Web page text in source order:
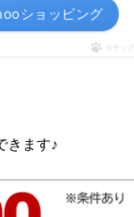
ショッピング
ポチップ
きます♪